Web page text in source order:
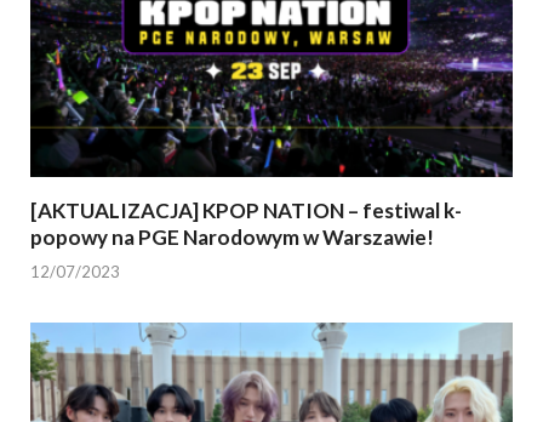
[AKTUALIZACJA] KPOP NATION – festiwal k-
popowy na PGE Narodowym w Warszawie!
12/07/2023